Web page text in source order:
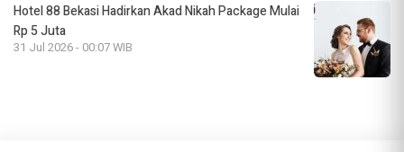
Hotel 88 Bekasi Hadirkan Akad Nikah Package Mulai
Rp 5 Juta
31 Jul 2026 - 00:07 WIB